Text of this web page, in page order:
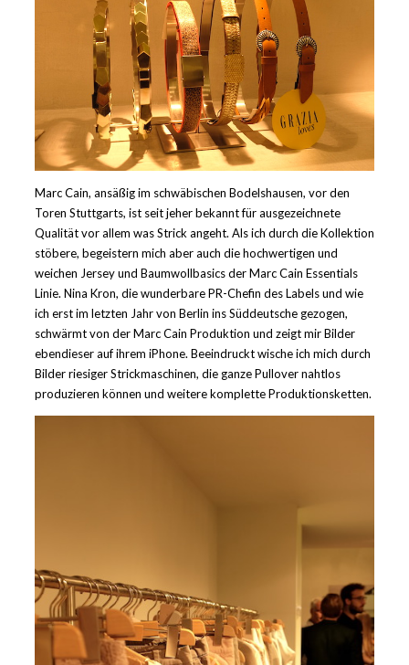
Marc Cain, ansäßig im schwäbischen Bodelshausen, vor den
Toren Stuttgarts, ist seit jeher bekannt für ausgezeichnete
Qualität vor allem was Strick angeht. Als ich durch die Kollektion
stöbere, begeistern mich aber auch die hochwertigen und
weichen Jersey und Baumwollbasics der Marc Cain Essentials
Linie. Nina Kron, die wunderbare PR-Chefin des Labels und wie
ich erst im letzten Jahr von Berlin ins Süddeutsche gezogen,
schwärmt von der Marc Cain Produktion und zeigt mir Bilder
ebendieser auf ihrem iPhone. Beeindruckt wische ich mich durch
Bilder riesiger Strickmaschinen, die ganze Pullover nahtlos
produzieren können und weitere komplette Produktionsketten.